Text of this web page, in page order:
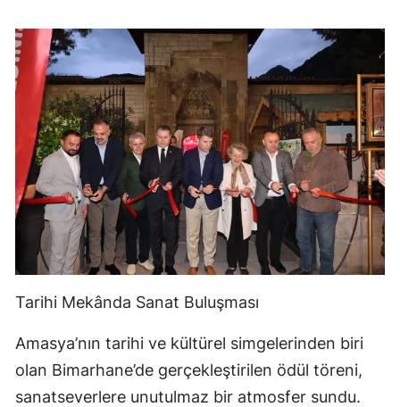
Tarihi Mekânda Sanat Buluşması
Amasya’nın tarihi ve kültürel simgelerinden biri
olan Bimarhane’de gerçekleştirilen ödül töreni,
sanatseverlere unutulmaz bir atmosfer sundu.